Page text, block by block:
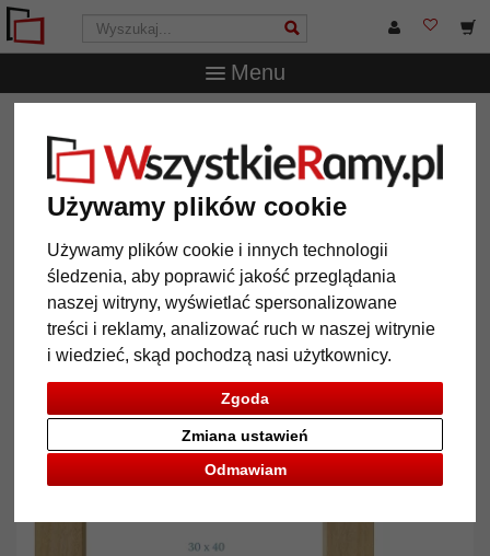
Używamy plików cookie
Używamy plików cookie i innych technologii
śledzenia, aby poprawić jakość przeglądania
naszej witryny, wyświetlać spersonalizowane
treści i reklamy, analizować ruch w naszej witrynie
i wiedzieć, skąd pochodzą nasi użytkownicy.
Zgoda
Odmawiam
Zmiana ustawień
Menu
Santa Brigida
Rama drewniana Santa Brigida
Powrót